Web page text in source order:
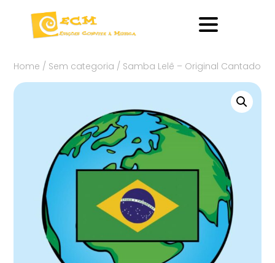
Home / Sem categoria / Samba Lelê – Original Cantado